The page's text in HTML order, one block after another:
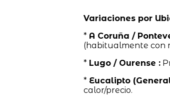
Variaciones por
* A Coruña /
(habitualmente con
* Lugo / Ourense :
* Eucalipto
calor/precio.